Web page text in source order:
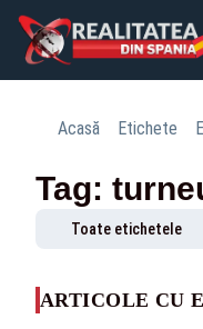
Acasă Etichete
Tag:
Toate etichetele
ARTICOLE CU